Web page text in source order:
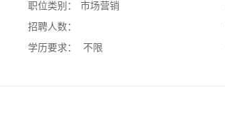
职位类别：
市场营销
招聘人数：
学历要求：
不限